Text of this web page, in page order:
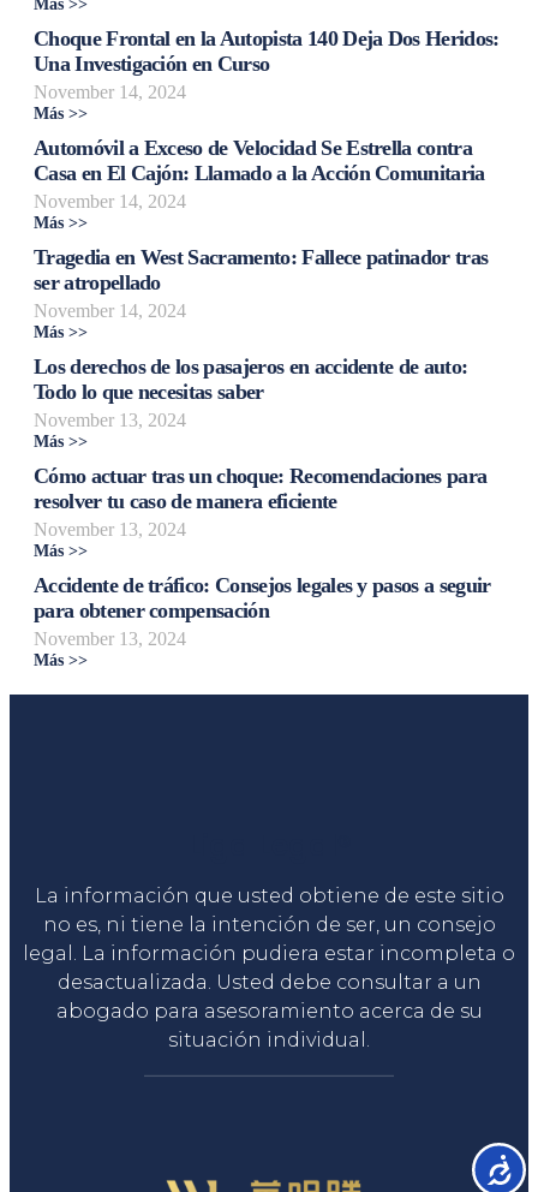
Más >>
Choque Frontal en la Autopista 140 Deja Dos Heridos:
Una Investigación en Curso
November 14, 2024
Más >>
Automóvil a Exceso de Velocidad Se Estrella contra
Casa en El Cajón: Llamado a la Acción Comunitaria
November 14, 2024
Más >>
Tragedia en West Sacramento: Fallece patinador tras
ser atropellado
November 14, 2024
Más >>
Los derechos de los pasajeros en accidente de auto:
Todo lo que necesitas saber
November 13, 2024
Más >>
Cómo actuar tras un choque: Recomendaciones para
resolver tu caso de manera eficiente
November 13, 2024
Más >>
Accidente de tráfico: Consejos legales y pasos a seguir
para obtener compensación
November 13, 2024
Más >>
La información que usted obtiene de este sitio
no es, ni tiene la intención de ser, un consejo
legal. La información pudiera estar incompleta o
desactualizada. Usted debe consultar a un
abogado para asesoramiento acerca de su
situación individual.